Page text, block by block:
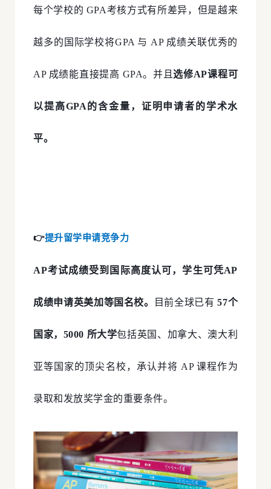
每个学校的 GPA考核方式有所差异，但是越来
越多的国际学校将GPA 与 AP 成绩关联优秀的
AP 成绩能直接提高 GPA。并且选修AP课程可
以提高GPA的含金量，证明申请者的学术水
平。
👉提升留学申请竞争力
AP考试成绩受到国际高度认可，学生可凭AP
成绩申请英美加等国名校。 目前全球已有 57个
国家， 5000 所大学包括英国、加拿大、澳大利
亚等国家的顶尖名校，承认并将 AP 课程作为
录取和发放奖学金的重要条件。